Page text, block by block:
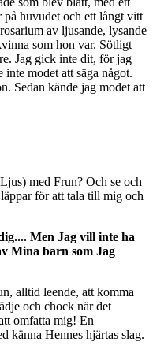
huvudet och ett långt vitt
av ljusande, lysande
som hon var. Sötligt
Jag gick inte dit, för jag
modet att säga något.
Sedan kände jag modet att
med Frun? Och se och
för att tala till mig och
Men Jag vill inte ha
Mina barn som Jag
alltid leende, att komma
och chock när det
omfatta mig! En
känna Hennes hjärtas slag.